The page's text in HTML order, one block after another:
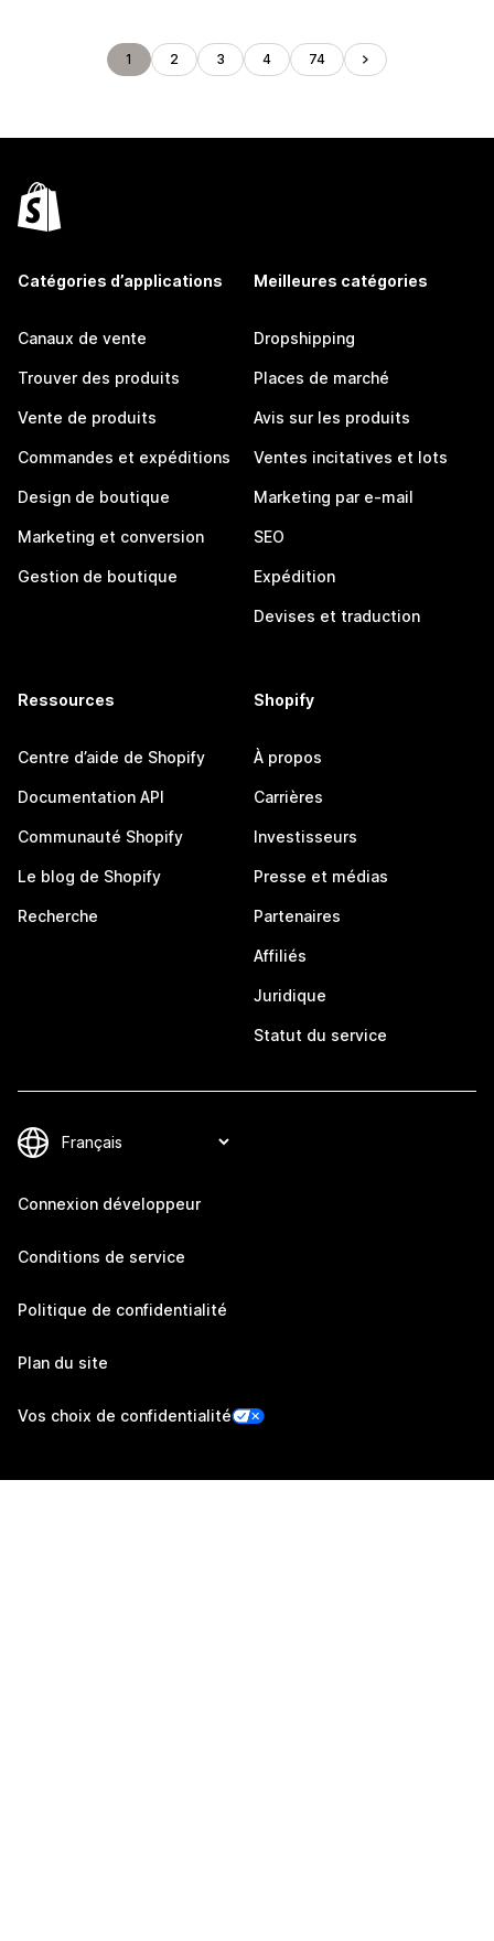
1 2 3 4 74
Catégories d’applications
Canaux de vente
Trouver des produits
Vente de produits
Commandes et expéditions
Design de boutique
Marketing et conversion
Gestion de boutique
Meilleures catégories
Dropshipping
Places de marché
Avis sur les produits
Ventes incitatives et lots
Marketing par e-mail
SEO
Expédition
Devises et traduction
Ressources
Centre d’aide de Shopify
Documentation API
Communauté Shopify
Le blog de Shopify
Recherche
Shopify
À propos
Carrières
Investisseurs
Presse et médias
Partenaires
Affiliés
Juridique
Statut du service
Connexion développeur
Conditions de service
Politique de confidentialité
Plan du site
Vos choix de confidentialité